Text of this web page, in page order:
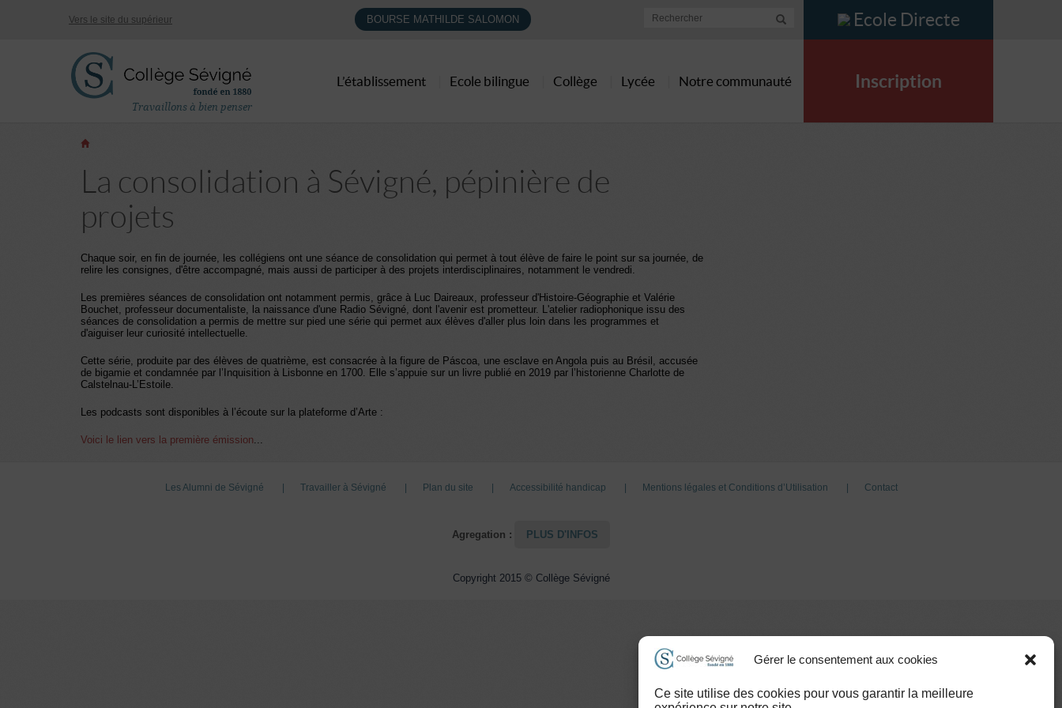
Gérer le consentement aux cookies
Ce site utilise des cookies pour vous garantir la meilleure
Vers le site du supérieur
Travaillons à bien penser
L’établissement Ecole bilingue Collège Lycée Notre communauté
Ecole Directe
Inscription
BOURSE MATHILDE SALOMON
La consolidation à Sévigné, pépinière de
projets
Chaque soir, en fin de journée, les collégiens ont une séance de consolidation qui permet à tout élève de faire le point sur sa journée, de
relire les consignes, d'être accompagné, mais aussi de participer à des projets interdisciplinaires, notamment le vendredi.
Les premières séances de consolidation ont notamment permis, grâce à Luc Daireaux, professeur d'Histoire-Géographie et Valérie
Bouchet, professeur documentaliste, la naissance d'une Radio Sévigné, dont l'avenir est prometteur. L'atelier radiophonique issu des
séances de consolidation a permis de mettre sur pied une série qui permet aux élèves d'aller plus loin dans les programmes et
d'aiguiser leur curiosité intellectuelle.
Cette série, produite par des élèves de quatrième, est consacrée à la figure de Páscoa, une esclave en Angola puis au Brésil, accusée
de bigamie et condamnée par l’Inquisition à Lisbonne en 1700. Elle s’appuie sur un livre publié en 2019 par l’historienne Charlotte de
Calstelnau-L’Estoile.
Les podcasts sont disponibles à l’écoute sur la plateforme d’Arte :
Voici le lien vers la première émission...
Les Alumni de Sévigné Travailler à Sévigné Plan du site Accessibilité handicap Mentions légales et Conditions d’Utilisation Contact
Agregation : PLUS D'INFOS
Copyright 2015 © Collège Sévigné